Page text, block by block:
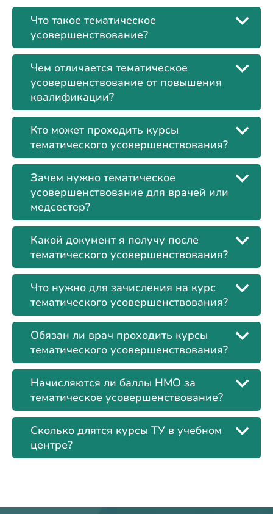
Что такое тематическое
усовершенствование?
Чем отличается тематическое
усовершенствование от повышения
квалификации?
Кто может проходить курсы
тематического усовершенствования?
Зачем нужно тематическое
усовершенствование для врачей или
медсестер?
Какой документ я получу после
тематического усовершенствования?
Что нужно для зачисления на курс
тематического усовершенствования?
Обязан ли врач проходить курсы
тематического усовершенствования?
Начисляются ли баллы НМО за
тематическое усовершенствование?
Сколько длятся курсы ТУ в учебном
центре?